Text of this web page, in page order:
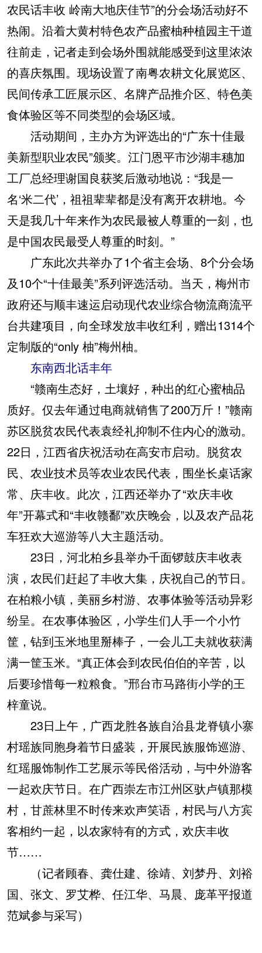
农民话丰收 岭南大地庆佳节”的分会场活动好不
热闹。沿着大黄村特色农产品蜜柚种植园主干道
往前走，记者走到会场外围就能感受到这里浓浓
的喜庆氛围。现场设置了南粤农耕文化展览区、
民间传承工匠展示区、名牌产品推介区、特色美
食体验区等不同类型的会场区域。
活动期间，主办方为评选出的“广东十佳最
美新型职业农民”颁奖。江门恩平市沙湖丰穗加
工厂总经理谢国良获奖后激动地说：“我是一
名‘米二代’，祖祖辈辈都是没有离开农耕地。今
天是我几十年来作为农民最被人尊重的一刻，也
是中国农民最受人尊重的时刻。”
广东此次共举办了1个省主会场、8个分会场
及10个“十佳最美”系列评选活动。当天，梅州市
政府还与顺丰速运启动现代农业综合物流商流平
台共建项目，向全球发放丰收红利，赠出1314个
定制版的“only 柚”梅州柚。
东南西北话丰年
“赣南生态好，土壤好，种出的红心蜜柚品
质好。仅去年通过电商就销售了200万斤！”赣南
苏区脱贫农民代表袁经礼抑制不住内心的激动。
22日，江西省庆祝活动在高安市启动。脱贫农
民、农业技术员等农业农民代表，围坐长桌话家
常、庆丰收。此次，江西还举办了“欢庆丰收
年”开幕式和“丰收赣鄱”欢庆晚会，以及农产品花
车狂欢大巡游等八大主题活动。
23日，河北柏乡县举办千面锣鼓庆丰收表
演，农民们赶起了丰收大集，庆祝自己的节日。
在柏粮小镇，美丽乡村游、农事体验等活动异彩
纷呈。在农事体验区，小学生们人手一个小竹
筐，钻到玉米地里掰棒子，一会儿工夫就收获满
满一筐玉米。“真正体会到农民伯伯的辛苦，以
后要珍惜每一粒粮食。”邢台市马路街小学的王
梓童说。
23日上午，广西龙胜各族自治县龙脊镇小寨
村瑶族同胞身着节日盛装，开展民族服饰巡游、
红瑶服饰制作工艺展示等民俗活动，与中外游客
一起欢庆节日。在广西崇左市江州区驮卢镇那模
村，甘蔗林里不时传来欢声笑语，村民与八方宾
客相约一起，以农家特有的方式，欢庆丰收
节……
（记者顾春、龚仕建、徐靖、刘梦丹、刘裕
国、张文、罗艾桦、任江华、马晨、庞革平报道
范斌参与采写）